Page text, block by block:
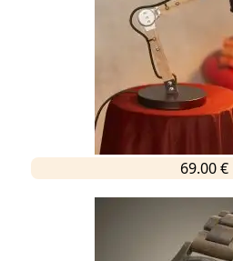
69.00 €